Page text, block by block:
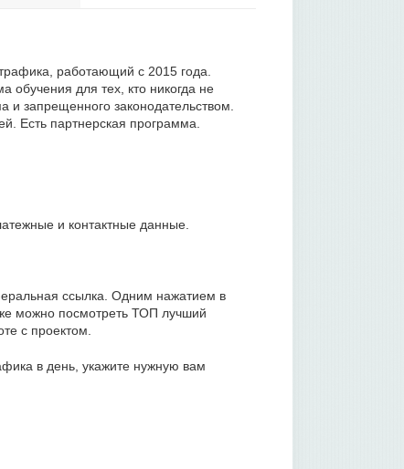
работающий с 2015 года.
обучения для тех, кто никогда не
запрещенного законодательством.
Есть партнерская программа.
и контактные данные.
ссылка. Одним нажатием в
можно посмотреть ТОП лучший
с проектом.
в день, укажите нужную вам